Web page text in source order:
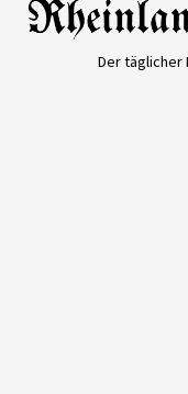
Der täglicher